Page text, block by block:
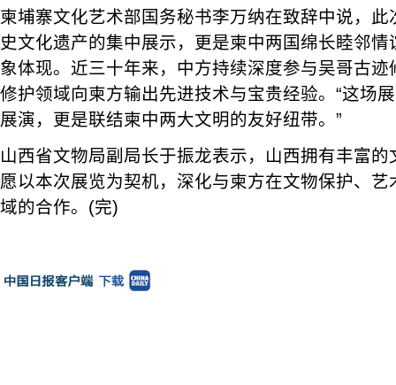
柬埔寨文化艺术部国务秘书李万纳在致辞中说，
史文化遗产的集中展示，更是柬中两国绵长睦邻
象体现。近三十年来，中方持续深度参与吴哥古
修护领域向柬方输出先进技术与宝贵经验。“这场
展演，更是联结柬中两大文明的友好纽带。”
山西省文物局副局长于振龙表示，山西拥有丰富
愿以本次展览为契机，深化与柬方在文物保护、
域的合作。(完)